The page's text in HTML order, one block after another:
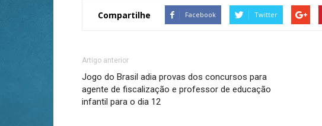
Compartilhe Facebook Twitter
Artigo anterior
Jogo do Brasil adia provas dos concursos para
agente de fiscalização e professor de educação
infantil para o dia 12